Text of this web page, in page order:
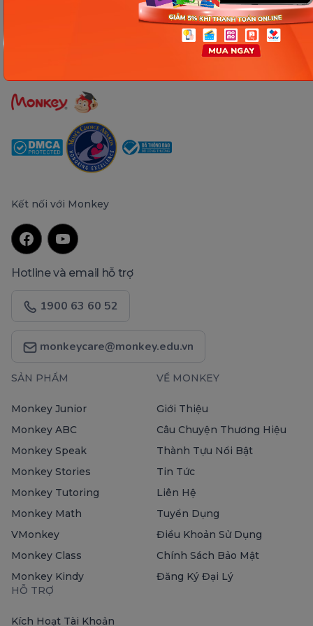
Kết nối với Monkey
Hotline và email hỗ trợ
1900 63 60 52
monkeycare@monkey.edu.vn
SẢN PHẨM
Monkey Junior
Monkey ABC
Monkey Speak
Monkey Stories
Monkey Tutoring
Monkey Math
VMonkey
Monkey Class
Monkey Kindy
VỀ MONKEY
Giới Thiệu
Câu Chuyện Thương Hiệu
Thành Tựu Nổi Bật
Tin Tức
Liên Hệ
Tuyển Dụng
Điều Khoản Sử Dụng
Chính Sách Bảo Mật
Đăng Ký Đại Lý
HỖ TRỢ
Kích Hoạt Tài Khoản